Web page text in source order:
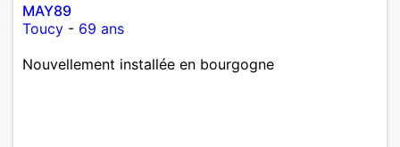
MAY89
Toucy - 69 ans
Nouvellement installée en bourgogne